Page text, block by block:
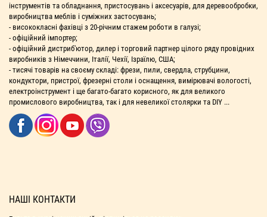
інструментів та обладнання, пристосувань і аксесуарів, для деревообробки,
виробництва меблів і суміжних застосувань;
- висококласні фахівці з 20-річним стажем роботи в галузі;
- офіційний імпортер;
- офіційний дистриб'ютор, дилер і торговий партнер цілого ряду провідних
виробників з Німеччини, Італії, Чехії, Ізраїлю, США;
- тисячі товарів на своєму складі: фрези, пили, свердла, струбцини,
кондуктори, пристрої, фрезерні столи і оснащення, вимірювачі вологості,
електроінструмент і ще багато-багато корисного, як для великого
промислового виробництва, так і для невеликої столярки та DIY ...
НАШІ КОНТАКТИ